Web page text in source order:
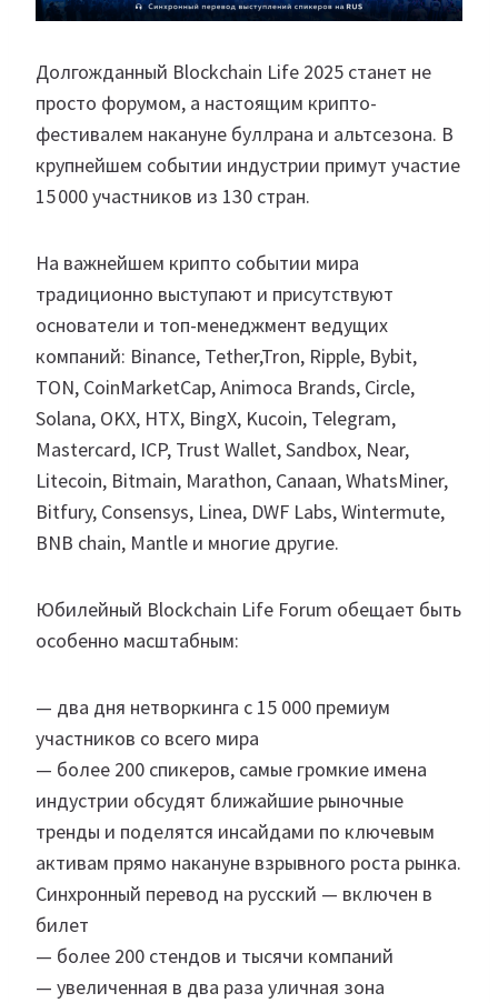
Долгожданный Blockchain Life 2025 станет не
просто форумом, а настоящим крипто-
фестивалем накануне буллрана и альтсезона. В
крупнейшем событии индустрии примут участие
15 000 участников из 130 стран.
На важнейшем крипто событии мира
традиционно выступают и присутствуют
основатели и топ-менеджмент ведущих
компаний: Binance, Tether,Tron, Ripple, Bybit,
TON, CoinMarketCap, Animoca Brands, Circle,
Solana, OKX, HTX, BingX, Kucoin, Telegram,
Mastercard, ICP, Trust Wallet, Sandbox, Near,
Litecoin, Bitmain, Marathon, Canaan, WhatsMiner,
Bitfury, Consensys, Linea, DWF Labs, Wintermute,
BNB chain, Mantle и многие другие.
Юбилейный Blockchain Life Forum обещает быть
особенно масштабным:
— два дня нетворкинга с 15 000 премиум
участников со всего мира
— более 200 спикеров, самые громкие имена
индустрии обсудят ближайшие рыночные
тренды и поделятся инсайдами по ключевым
активам прямо накануне взрывного роста рынка.
Синхронный перевод на русский — включен в
билет
— более 200 стендов и тысячи компаний
— увеличенная в два раза уличная зона